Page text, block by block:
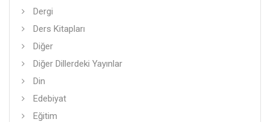
Dergi
Ders Kitapları
Diğer
Diğer Dillerdeki Yayınlar
Din
Edebiyat
Eğitim